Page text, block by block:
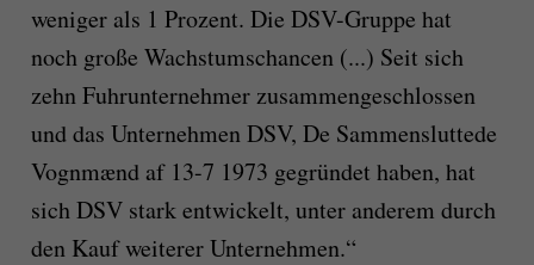
weniger als 1 Prozent. Die DSV-Gruppe hat
noch große Wachstumschancen (...) Seit sich
zehn Fuhrunternehmer zusammengeschlossen
und das Unternehmen DSV, De Sammensluttede
Vognmænd af 13-7 1973 gegründet haben, hat
sich DSV stark entwickelt, unter anderem durch
den Kauf weiterer Unternehmen.“